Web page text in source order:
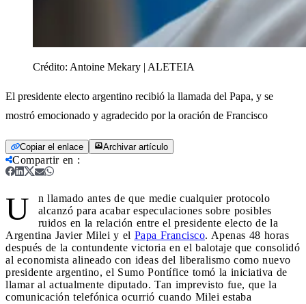
Crédito: Antoine Mekary | ALETEIA
El presidente electo argentino recibió la llamada del Papa, y se
mostró emocionado y agradecido por la oración de Francisco
Copiar el enlace Archivar artículo
Compartir en :
U
n llamado antes de que medie cualquier protocolo
alcanzó para acabar especulaciones sobre posibles
ruidos en la relación entre el presidente electo de la
Argentina Javier Milei y el Papa Francisco. Apenas 48 horas
después de la contundente victoria en el balotaje que consolidó
al economista alineado con ideas del liberalismo como nuevo
presidente argentino, el Sumo Pontífice tomó la iniciativa de
llamar al actualmente diputado. Tan imprevisto fue, que la
comunicación telefónica ocurrió cuando Milei estaba